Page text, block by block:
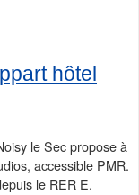
hôtel
le Sec propose à
accessible PMR.
le RER E.